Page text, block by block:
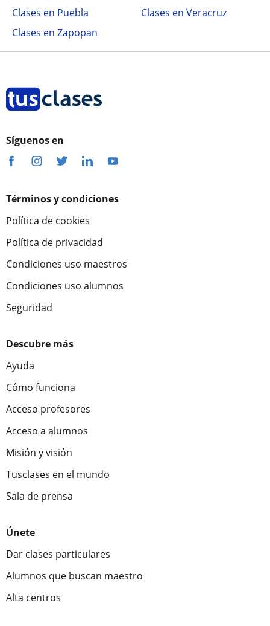
Clases en Puebla
Clases en Veracruz
Clases en Zapopan
Síguenos en
Términos y condiciones
Política de cookies
Política de privacidad
Condiciones uso maestros
Condiciones uso alumnos
Seguridad
Descubre más
Ayuda
Cómo funciona
Acceso profesores
Acceso a alumnos
Misión y visión
Tusclases en el mundo
Sala de prensa
Únete
Dar clases particulares
Alumnos que buscan maestro
Alta centros